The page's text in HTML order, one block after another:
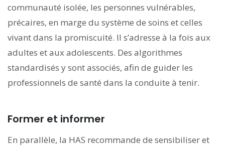
communauté isolée, les personnes vulnérables,
précaires, en marge du système de soins et celles
vivant dans la promiscuité. Il s’adresse à la fois aux
adultes et aux adolescents. Des algorithmes
standardisés y sont associés, afin de guider les
professionnels de santé dans la conduite à tenir.
Former et informer
En parallèle, la HAS recommande de sensibiliser et